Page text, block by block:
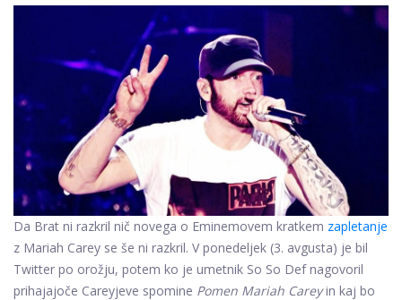
Da Brat ni razkril nič novega o Eminemovem kratkem zapletanje
z Mariah Carey se še ni razkril. V ponedeljek (3. avgusta) je bil
Twitter po orožju, potem ko je umetnik So So Def nagovoril
prihajajoče Careyjeve spomine Pomen Mariah Careyin kaj bo